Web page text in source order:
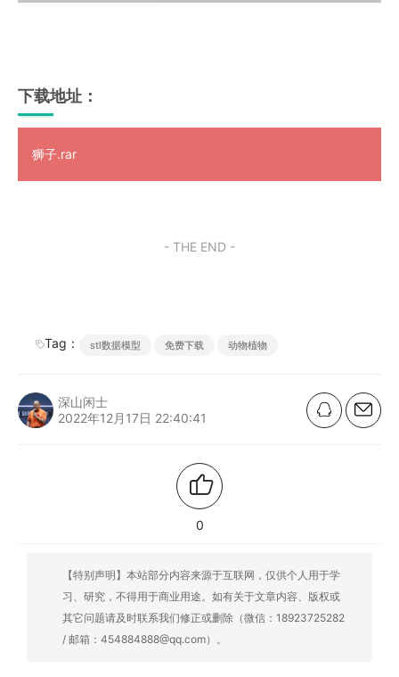
下载地址：
狮子.rar
- THE END -
Tag： stl数据模型 免费下载 动物植物
深山闲士
2022年12月17日 22:40:41
0
【特别声明】本站部分内容来源于互联网，仅供个人用于学
习、研究，不得用于商业用途。如有关于文章内容、版权或
其它问题请及时联系我们修正或删除（微信：18923725282
/ 邮箱：454884888@qq.com）。